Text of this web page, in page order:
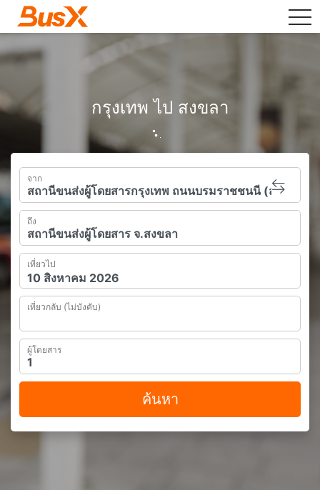
กรุงเทพ ไป สงขลา
จาก
ถึง
เที่ยวไป
เที่ยวกลับ (ไม่บังคับ)
ผู้โดยสาร
ค้นหา